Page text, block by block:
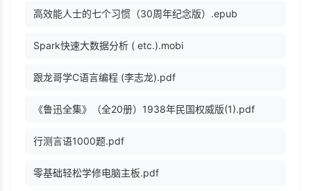
高效能人士的七个习惯（30周年纪念版）.epub
Spark快速大数据分析 ( etc.).mobi
跟龙哥学C语言编程 (李志龙).pdf
《鲁迅全集》（全20册）1938年民国权威版(1).pdf
行测言语1000题.pdf
零基础轻松学修电脑主板.pdf